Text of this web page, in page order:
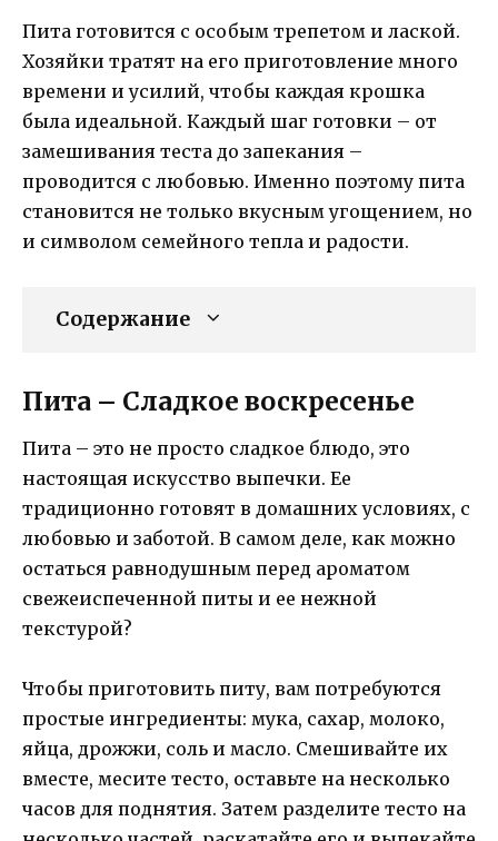
Пита готовится с особым трепетом и лаской.
Хозяйки тратят на его приготовление много
времени и усилий, чтобы каждая крошка
была идеальной. Каждый шаг готовки – от
замешивания теста до запекания –
проводится с любовью. Именно поэтому пита
становится не только вкусным угощением, но
и символом семейного тепла и радости.
Содержание
Пита – Сладкое воскресенье
Пита – это не просто сладкое блюдо, это
настоящая искусство выпечки. Ее
традиционно готовят в домашних условиях, с
любовью и заботой. В самом деле, как можно
остаться равнодушным перед ароматом
свежеиспеченной питы и ее нежной
текстурой?
Чтобы приготовить питу, вам потребуются
простые ингредиенты: мука, сахар, молоко,
яйца, дрожжи, соль и масло. Смешивайте их
вместе, месите тесто, оставьте на несколько
часов для поднятия. Затем разделите тесто на